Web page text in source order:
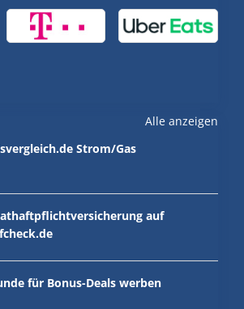
Alle anzeigen
Strom/Gas
auf
für Bonus-Deals werben